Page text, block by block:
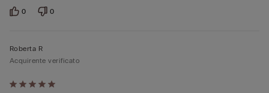
0 0
Valutato
Roberta R
Acquirente verificato